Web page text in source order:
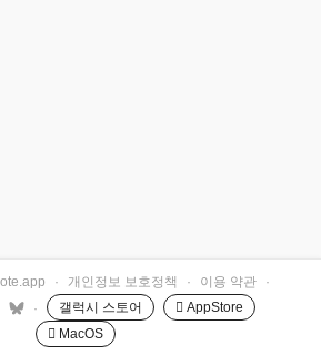
· 개인정보 보호정책 · 이용 약관
·
· 갤럭시 스토어
 AppStore
 MacOS